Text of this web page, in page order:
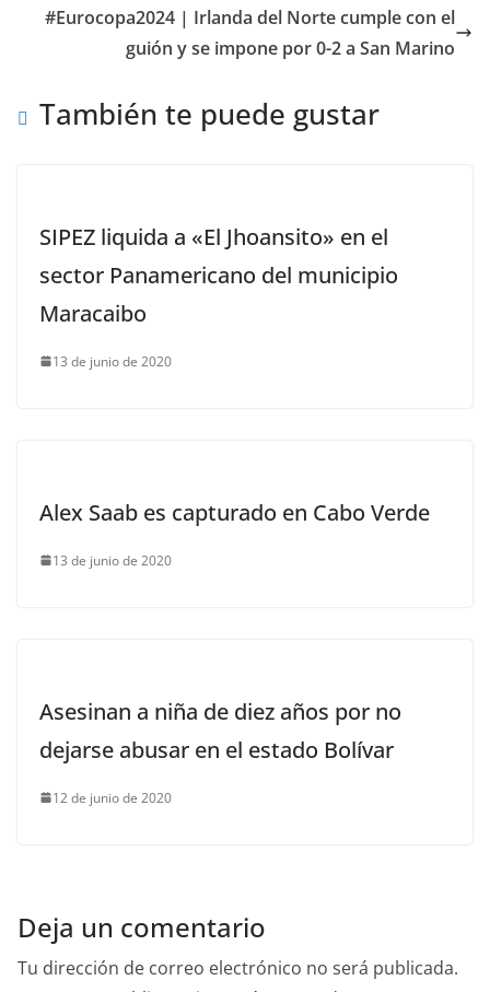
#Eurocopa2024 | Irlanda del Norte cumple con el
guión y se impone por 0-2 a San Marino
También te puede gustar
SIPEZ liquida a «El Jhoansito» en el
sector Panamericano del municipio
Maracaibo
13 de junio de 2020
Alex Saab es capturado en Cabo Verde
13 de junio de 2020
Asesinan a niña de diez años por no
dejarse abusar en el estado Bolívar
12 de junio de 2020
Deja un comentario
Tu dirección de correo electrónico no será publicada.